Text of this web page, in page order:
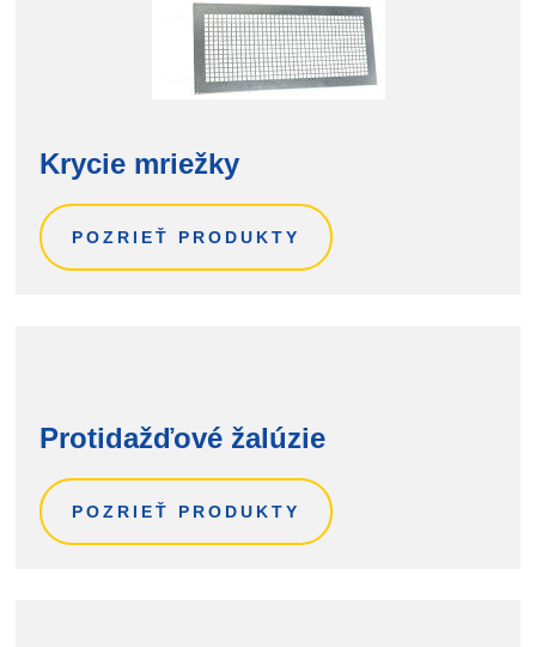
Krycie mriežky
POZRIEŤ PRODUKTY
Protidažďové žalúzie
POZRIEŤ PRODUKTY